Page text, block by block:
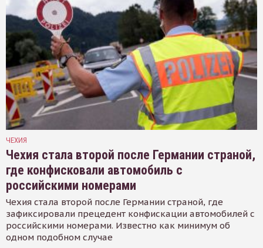
ЧЕХИЯ
Чехия стала второй после Германии страной,
где конфисковали автомобиль с
российскими номерами
Чехия стала второй после Германии страной, где
зафиксировали прецедент конфискации автомобилей с
российскими номерами. Известно как минимум об
одном подобном случае